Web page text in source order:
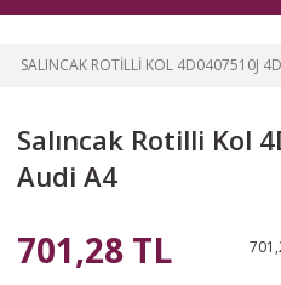
SALINCAK ROTILLI KOL 4D0407510J
Salıncak Rotilli Kol
Audi A4
701,28 TL